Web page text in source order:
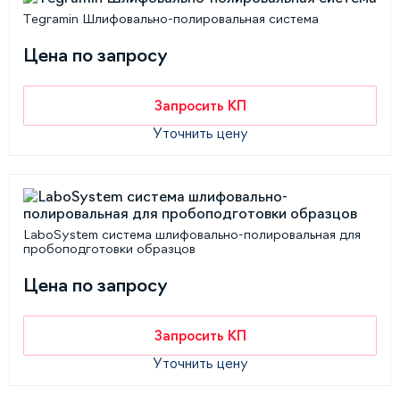
Tegramin Шлифовально-полировальная система
Цена по запросу
Запросить КП
Уточнить цену
LaboSystem система шлифовально-полировальная для
пробоподготовки образцов
Цена по запросу
Запросить КП
Уточнить цену